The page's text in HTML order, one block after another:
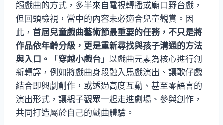
觸戲曲的方式，多半來自電視轉播或廟口野台戲，
但回頭檢視，當中的內容未必適合兒童觀賞。因
此， 首屆兒童戲曲藝術節最重要的任務，不只是將
作品依年齡分級，更是重新尋找與孩子溝通的方法
與入口。
「 穿越小戲台 」以戲曲元素為核心進行創
新轉譯，例如將戲曲身段融入馬戲演出、讓歌仔戲
結合即興劇創作，或透過高度互動、甚至零語言的
演出形式，讓親子觀眾一起走進劇場、參與創作，
共同打造屬於自己的戲曲體驗。